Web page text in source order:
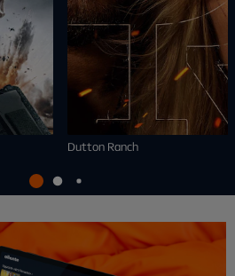
Dutton Ranch